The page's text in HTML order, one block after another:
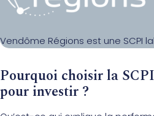
Vendôme Régions est une SCPI
Pourquoi choisir la
pour investir ?